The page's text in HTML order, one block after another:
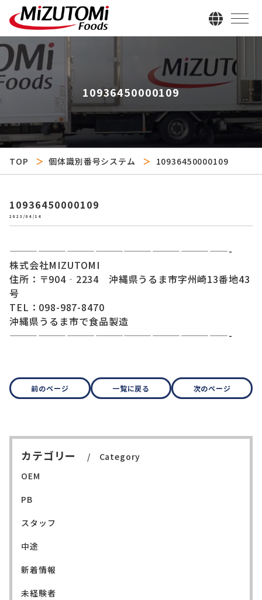
10936450000109
TOP 個体識別番号システム 10936450000109
10936450000109
2023/04/14
———————————————————————-
株式会社MIZUTOMI
住所：〒904‐2234 沖縄県うるま市字州崎13番地43
号
TEL：098-987-8470
沖縄県うるま市で食品製造
———————————————————————-
前のページ 一覧に戻る 次のページ
カテゴリー
Category
OEM
PB
スタッフ
中途
新着情報
未経験者